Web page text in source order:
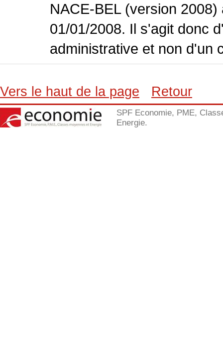
NACE-BEL (version
01/01/2008. Il s'agit donc
administrative et non d'un
Vers le haut de la page Retour
SPF Economie, PME,
Energie.